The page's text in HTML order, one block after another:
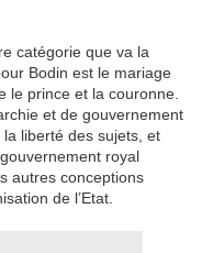
catégorie que va la
Bodin est le mariage
le prince et la couronne.
et de gouvernement
liberté des sujets, et
royal
autres conceptions
de l’Etat.